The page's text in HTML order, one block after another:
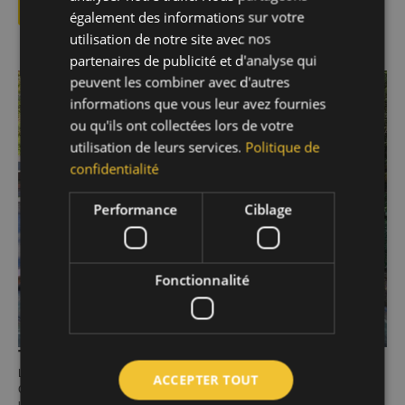
LIRE LA SUITE
Toiture plate – Bas Ransbeck
Lieu : Lasne
Chantier réalisé en août 2025 Pour ce chantier, notre équipe a remplacé
également des informations sur votre
utilisation de notre site avec nos
partenaires de publicité et d'analyse qui
peuvent les combiner avec d'autres
informations que vous leur avez fournies
ou qu'ils ont collectées lors de votre
utilisation de leurs services. Politique de
confidentialité
Performance Ciblage
Fonctionnalité
ACCEPTER TOUT